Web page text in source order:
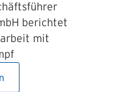
berichtet
mit